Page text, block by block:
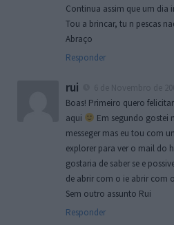
Continua assim que um dia
Tou a brincar, tu n pescas
Abraço
Responder
rui
Boas! Primeiro quero
aqui
Em segundo gostei
messeger mas eu tou com
explorer para ver o mail do
gostaria de saber se e
de abrir com o ie abrir com
Sem outro assunto Rui
Responder